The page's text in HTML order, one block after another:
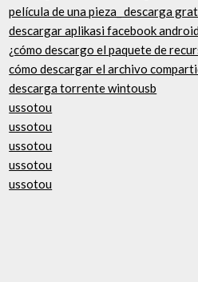
película de una pieza_ descarga
descargar aplikasi facebook android
¿cómo descargo el paquete de
cómo descargar el archivo
descarga torrente wintousb
ussotou
ussotou
ussotou
ussotou
ussotou